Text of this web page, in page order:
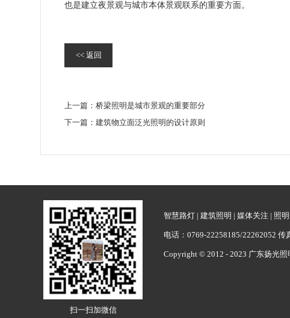
也是建立夜景观与城市本体景观联系的重要方面。
<< 返回
上一篇： 桥梁照明是城市景观的重要部分
下一篇： 建筑物立面泛光照明的设计原则
扫一扫加微信
智慧路灯 | 建筑照明 | 媒体关注 | 照
电话：0769-22258185/22262052
Copyright © 2012 - 2023 广东扬光